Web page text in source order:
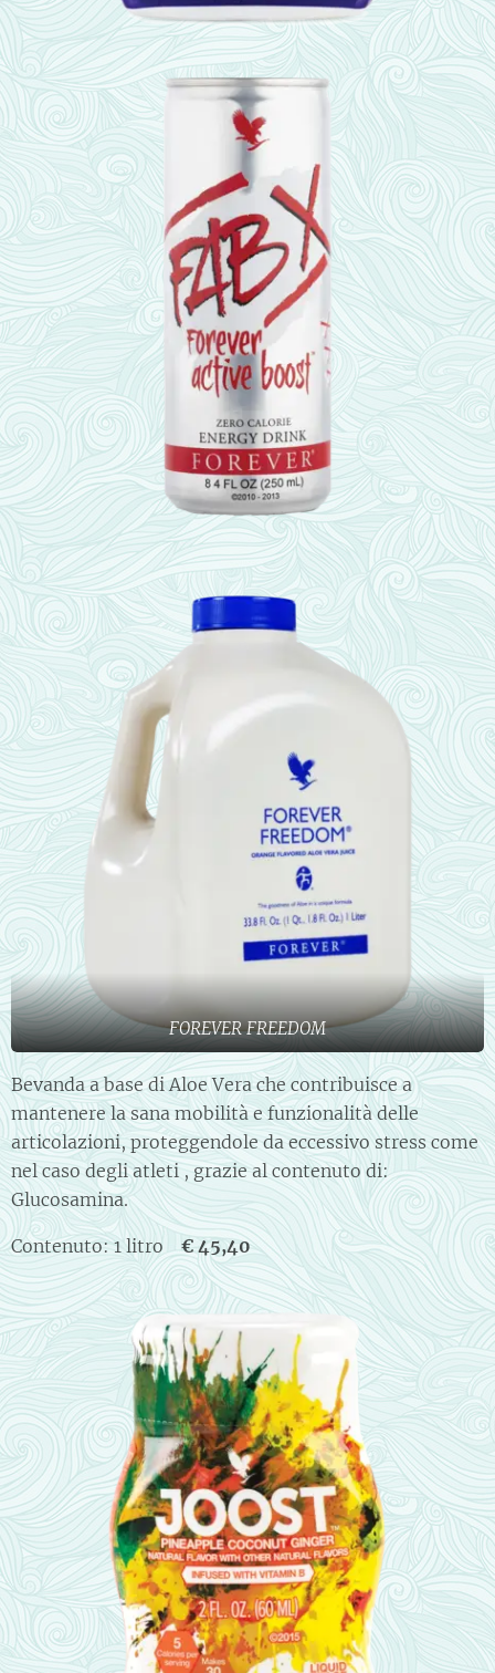
FOREVER FREEDOM
Bevanda a base di Aloe Vera che contribuisce a
mantenere la sana mobilità e funzionalità delle
articolazioni, proteggendole da eccessivo stress come
nel caso degli atleti , grazie al contenuto di:
Glucosamina.
Contenuto: 1 litro€ 45,40